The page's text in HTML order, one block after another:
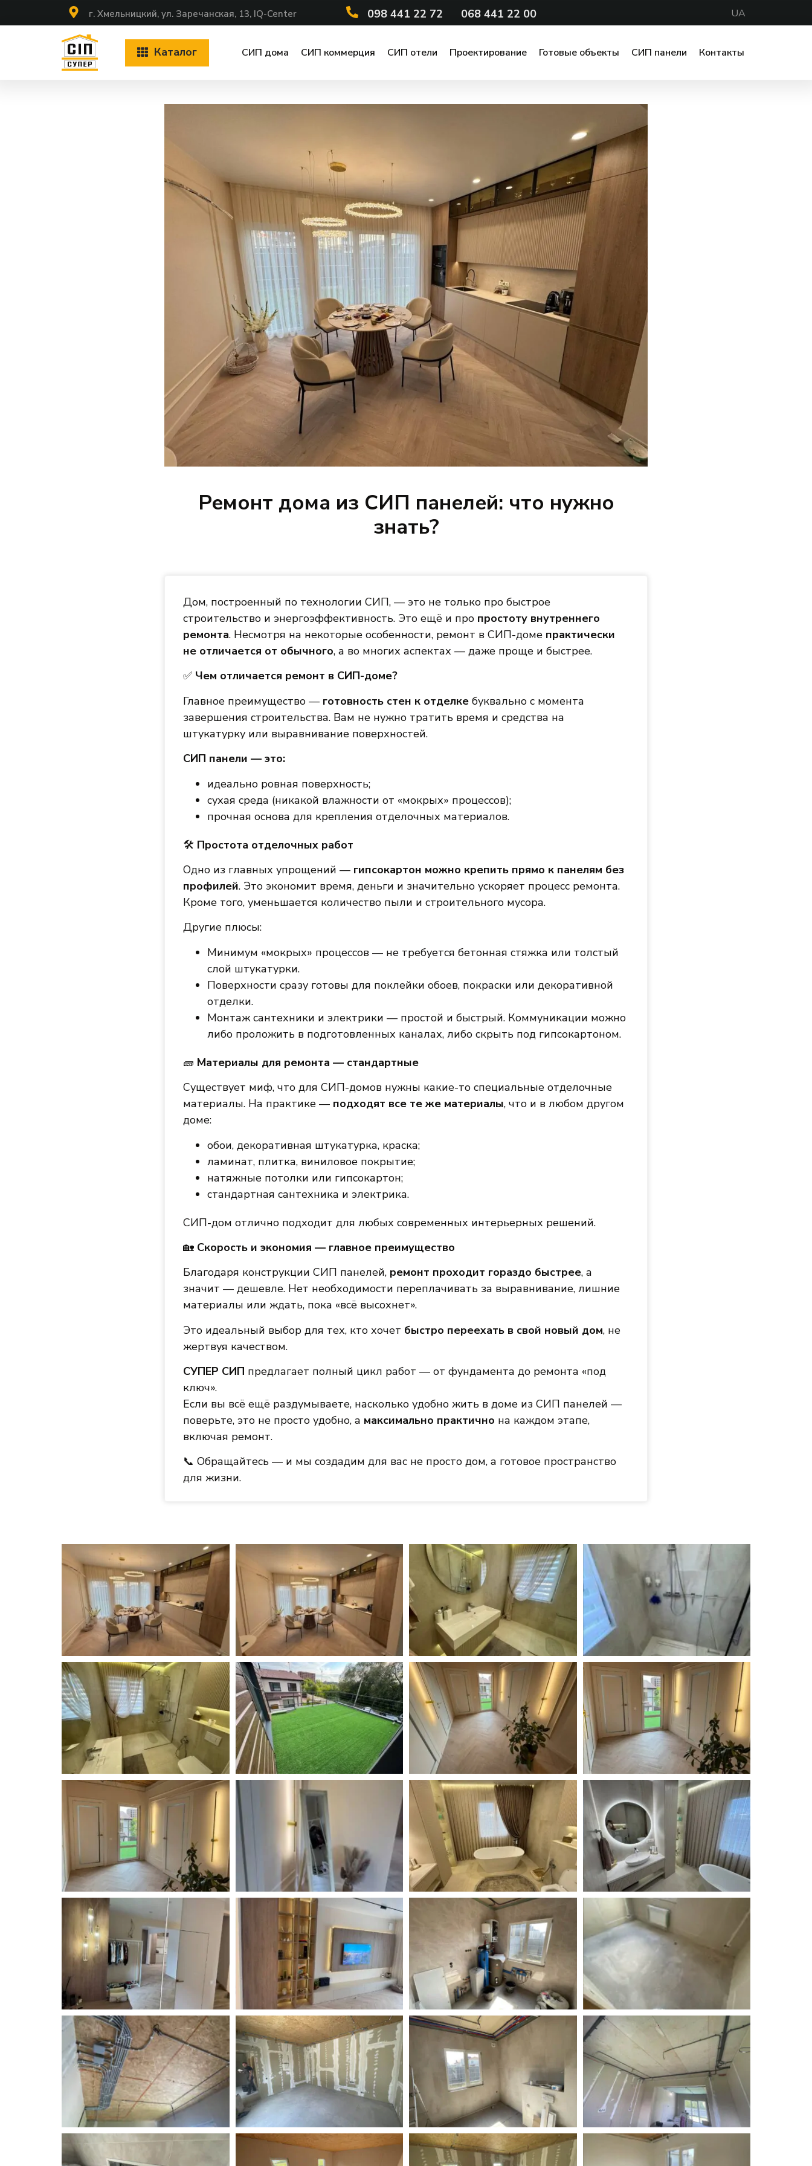
г. Хмельницкий, ул. Заречанская, 13, IQ-Center 098 441 22 72 068 441 22 00 UA
Каталог СИП дома СИП коммерция СИП отели Проектирование Готовые объекты СИП панели Контакты
Ремонт дома из СИП панелей: что нужно
знать?
Дом, построенный по технологии СИП, — это не только про быстрое
строительство и энергоэффективность. Это ещё и про простоту внутреннего
ремонта. Несмотря на некоторые особенности, ремонт в СИП-доме практически
не отличается от обычного, а во многих аспектах — даже проще и быстрее.
✅ Чем отличается ремонт в СИП-доме?
Главное преимущество — готовность стен к отделке буквально с момента
завершения строительства. Вам не нужно тратить время и средства на
штукатурку или выравнивание поверхностей.
СИП панели — это:
идеально ровная поверхность;
сухая среда (никакой влажности от «мокрых» процессов);
прочная основа для крепления отделочных материалов.
🛠 Простота отделочных работ
Одно из главных упрощений — гипсокартон можно крепить прямо к панелям без
профилей. Это экономит время, деньги и значительно ускоряет процесс ремонта.
Кроме того, уменьшается количество пыли и строительного мусора.
Другие плюсы:
Минимум «мокрых» процессов — не требуется бетонная стяжка или толстый
слой штукатурки.
Поверхности сразу готовы для поклейки обоев, покраски или декоративной
отделки.
Монтаж сантехники и электрики — простой и быстрый. Коммуникации можно
либо проложить в подготовленных каналах, либо скрыть под гипсокартоном.
🧱 Материалы для ремонта — стандартные
Существует миф, что для СИП-домов нужны какие-то специальные отделочные
материалы. На практике — подходят все те же материалы, что и в любом другом
доме:
обои, декоративная штукатурка, краска;
ламинат, плитка, виниловое покрытие;
натяжные потолки или гипсокартон;
стандартная сантехника и электрика.
СИП-дом отлично подходит для любых современных интерьерных решений.
🏡 Скорость и экономия — главное преимущество
Благодаря конструкции СИП панелей, ремонт проходит гораздо быстрее, а
значит — дешевле. Нет необходимости переплачивать за выравнивание, лишние
материалы или ждать, пока «всё высохнет».
Это идеальный выбор для тех, кто хочет быстро переехать в свой новый дом, не
жертвуя качеством.
СУПЕР СИП предлагает полный цикл работ — от фундамента до ремонта «под
ключ».
Если вы всё ещё раздумываете, насколько удобно жить в доме из СИП панелей —
поверьте, это не просто удобно, а максимально практично на каждом этапе,
включая ремонт.
📞 Обращайтесь — и мы создадим для вас не просто дом, а готовое пространство
для жизни.